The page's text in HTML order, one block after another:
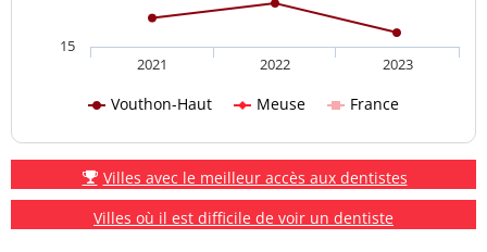
Vouthon-Haut Meuse France
2021 2022 2023
15
Villes avec le meilleur accès aux dentistes
Villes où il est difficile de voir un dentiste